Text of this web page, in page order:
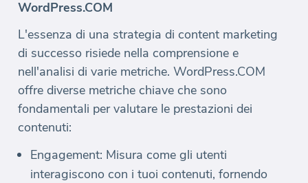
WordPress.COM
L'essenza di una strategia di content marketing
di successo risiede nella comprensione e
nell'analisi di varie metriche. WordPress.COM
offre diverse metriche chiave che sono
fondamentali per valutare le prestazioni dei
contenuti:
Engagement: Misura come gli utenti
interagiscono con i tuoi contenuti, fornendo